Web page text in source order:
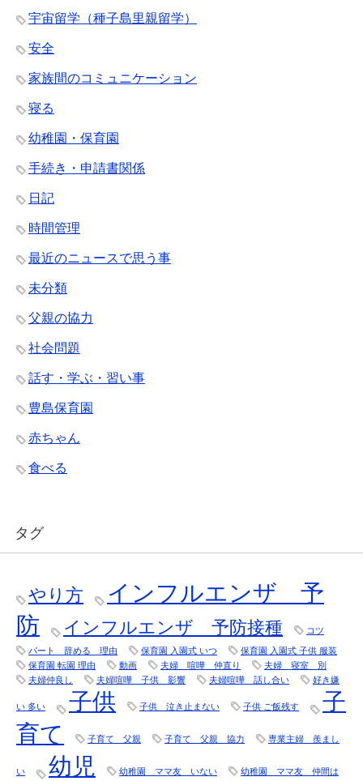
宇宙留学（種子島里親留学）
安全
家族間のコミュニケーション
寝る
幼稚園・保育園
手続き・申請書関係
日記
時間管理
最近のニュースで思う事
未分類
父親の協力
社会問題
話す・学ぶ・習い事
豊島保育園
赤ちゃん
食べる
タグ
やり方
インフルエンザ 予
防
インフルエンザ 予防接種 コツ
パート 辞める 理由 保育園 入園式 いつ
保育園 入園式 子供 服装
保育園 転園 理由
動画 夫婦 喧嘩 仲直り
夫婦 寝室 別
夫婦仲良し
夫婦喧嘩 子供 影響 夫婦喧嘩 話し合い 好き嫌
い 多い 子供 子供 泣き止まない 子供 ご飯残す
子
育て
子育て 父親 子育て 父親 協力 専業主婦 羨まし
い 幼児 幼稚園 ママ友 いない 幼稚園 ママ友 仲間は